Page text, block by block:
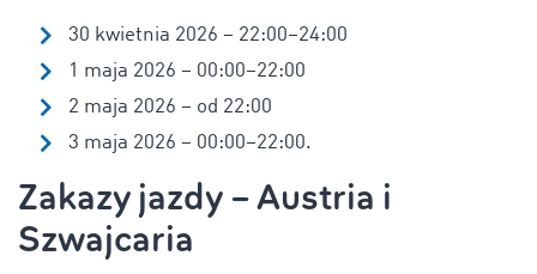
30 kwietnia 2026 – 22:00–24:00
1 maja 2026 – 00:00–22:00
2 maja 2026 – od 22:00
3 maja 2026 – 00:00–22:00.
Zakazy jazdy – Austria i
Szwajcaria